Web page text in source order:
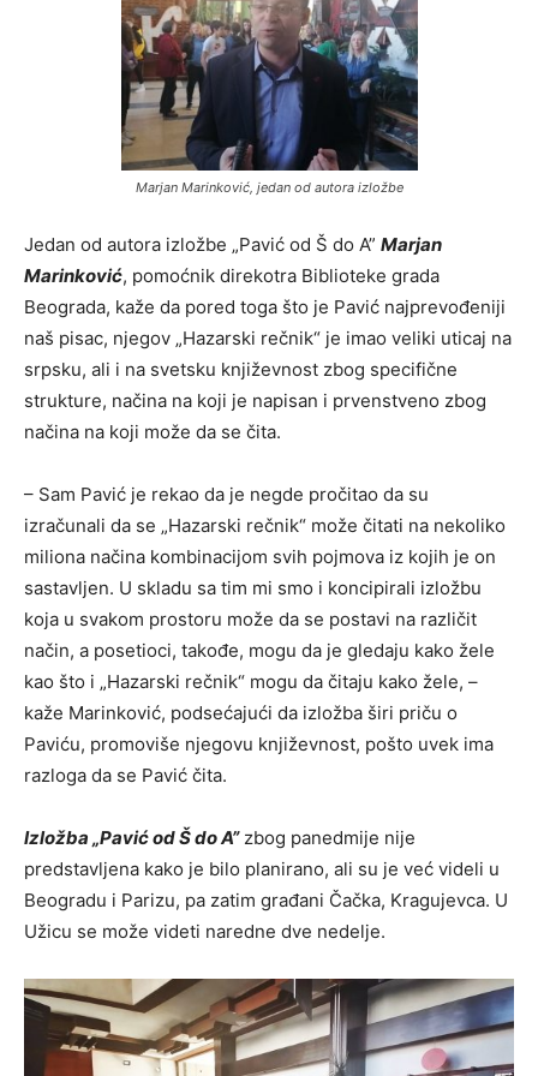
Marjan Marinković, jedan od autora izložbe
Jedan od autora izložbe „Pavić od Š do A” Marjan
Marinković, pomoćnik direkotra Biblioteke grada
Beograda, kaže da pored toga što je Pavić najprevođeniji
naš pisac, njegov „Hazarski rečnik“ je imao veliki uticaj na
srpsku, ali i na svetsku književnost zbog specifične
strukture, načina na koji je napisan i prvenstveno zbog
načina na koji može da se čita.
– Sam Pavić je rekao da je negde pročitao da su
izračunali da se „Hazarski rečnik“ može čitati na nekoliko
miliona načina kombinacijom svih pojmova iz kojih je on
sastavljen. U skladu sa tim mi smo i koncipirali izložbu
koja u svakom prostoru može da se postavi na različit
način, a posetioci, takođe, mogu da je gledaju kako žele
kao što i „Hazarski rečnik“ mogu da čitaju kako žele, –
kaže Marinković, podsećajući da izložba širi priču o
Paviću, promoviše njegovu književnost, pošto uvek ima
razloga da se Pavić čita.
Izložba „Pavić od Š do A”zbog panedmije nije
predstavljena kako je bilo planirano, ali su je već videli u
Beogradu i Parizu, pa zatim građani Čačka, Kragujevca. U
Užicu se može videti naredne dve nedelje.